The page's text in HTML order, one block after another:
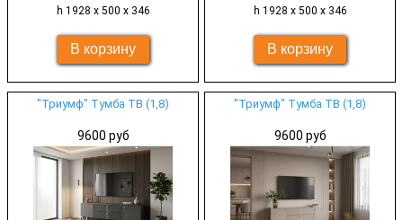
h 1928 х 500 х 346 h 1928 х 500 х 346
"Триумф" Тумба ТВ (1,8)
9600 руб
"Триумф" Тумба ТВ (1,8)
9600 руб